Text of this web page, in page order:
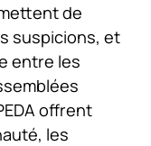
de
suspicions, et
entre les
offrent
les